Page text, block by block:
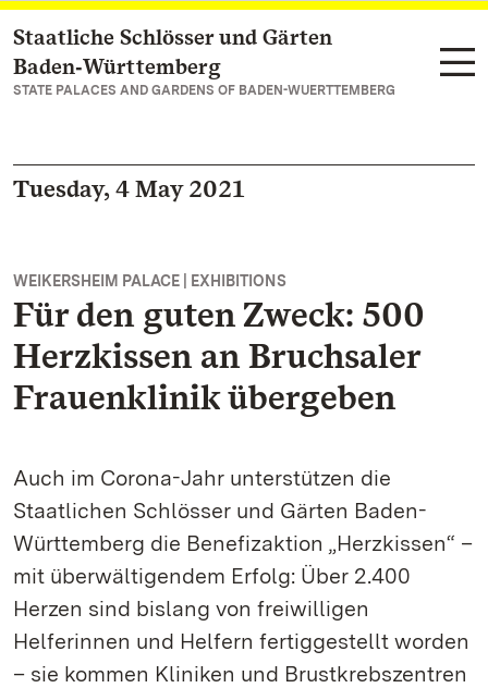
Navigate to main page
Staatliche Schlösser und Gärten
Baden‑Württemberg
STATE PALACES AND GARDENS OF BADEN-WUERTTEMBERG
Tuesday, 4 May 2021
WEIKERSHEIM PALACE | EXHIBITIONS
Für den guten Zweck: 500
Herzkissen an Bruchsaler
Frauenklinik übergeben
Auch im Corona-Jahr unterstützen die
Staatlichen Schlösser und Gärten Baden-
Württemberg die Benefizaktion „Herzkissen“ –
mit überwältigendem Erfolg: Über 2.400
Herzen sind bislang von freiwilligen
Helferinnen und Helfern fertiggestellt worden
– sie kommen Kliniken und Brustkrebszentren